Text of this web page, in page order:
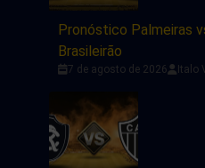
Pronóstico Palmeiras
Brasileirão
7 de agosto de 2026 Italo